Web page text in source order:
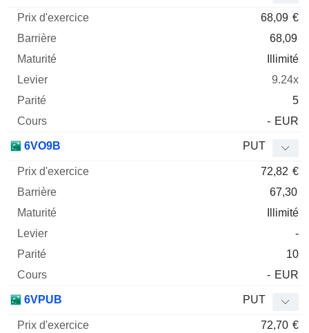
68,09 €
68,09
Illimité
9.24x
5
- EUR
6VO9B PUT
72,82 €
67,30
Illimité
-
10
- EUR
6VPUB PUT
72,70 €